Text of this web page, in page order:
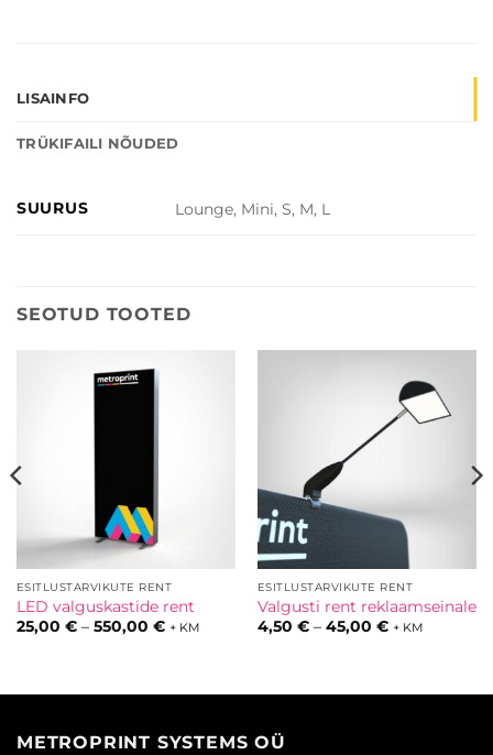
LISAINFO
TRÜKIFAILI NÕUDED
SUURUS Lounge, Mini, S, M, L
SEOTUD TOOTED
ESITLUSTARVIKUTE RENT
LED valguskastide rent
25,00 € – 550,00 €Hinnavahemik:
+ KM
ESITLUSTARVIKUTE RENT
Valgusti rent reklaamseinale
4,50 € – 45,00 € + KM
METROPRINT SYSTEMS OÜ